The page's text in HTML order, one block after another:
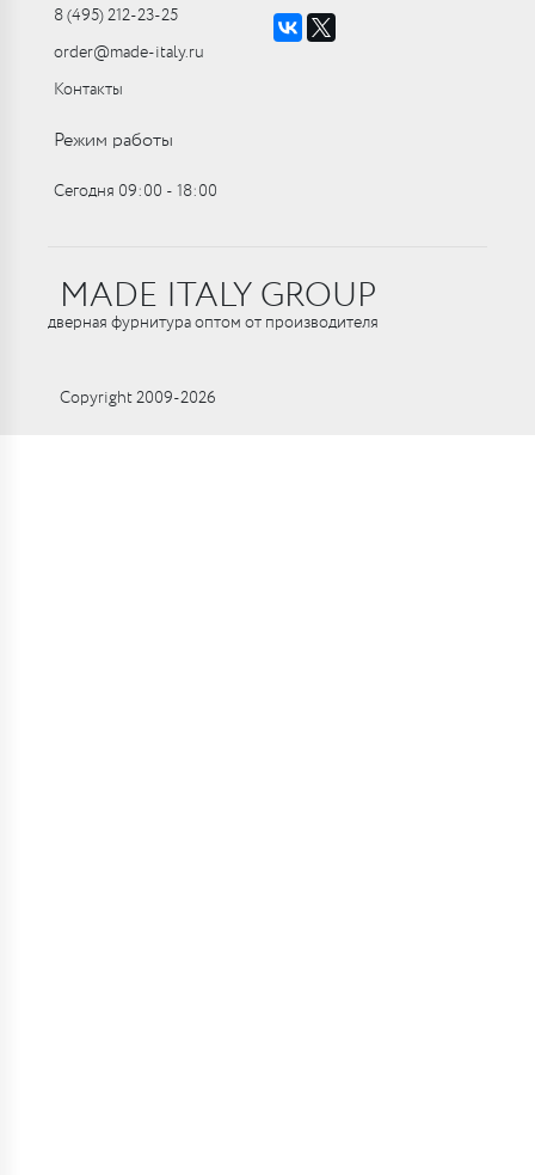
8 (495) 212-23-25
order@made-italy.ru
Контакты
Режим работы
Сегодня 09:00 ‑ 18:00
MADE ITALY GROUP
дверная фурнитура оптом от производителя
Copyright 2009-2026